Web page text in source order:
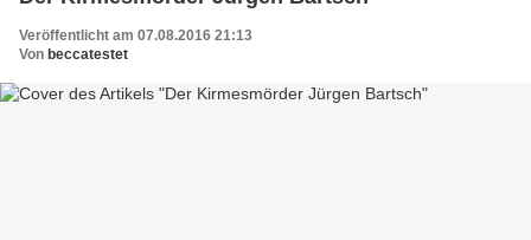
Veröffentlicht am 07.08.2016 21:13
Von beccatestet